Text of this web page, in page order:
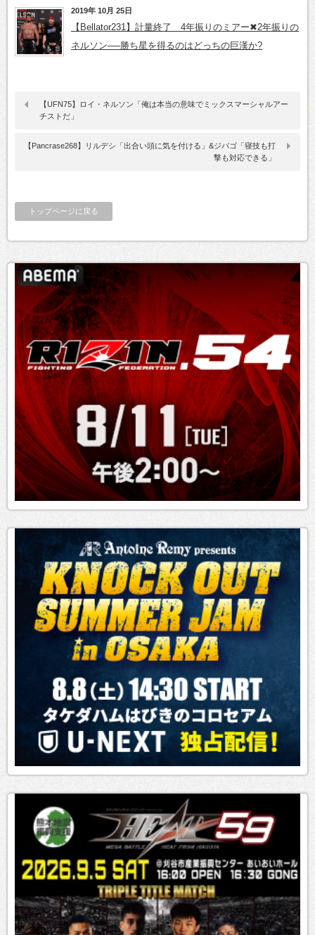
2019年 10月 25日
【Bellator231】計量終了 4年振りのミアー✖2年振りの
ネルソン──勝ち星を得るのはどっちの巨漢か?
【UFN75】ロイ・ネルソン「俺は本当の意味でミックスマーシャルアー
チストだ」
【Pancrase268】リルデシ「出合い頭に気を付ける」&ジバゴ「寝技も打
撃も対応できる」
トップページに戻る